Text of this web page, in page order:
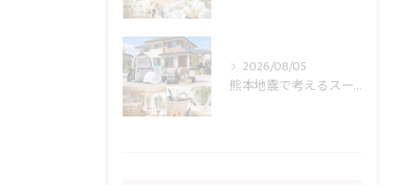
2026/08/05
熊本地震で考えるスーパー休業と住まいの備え